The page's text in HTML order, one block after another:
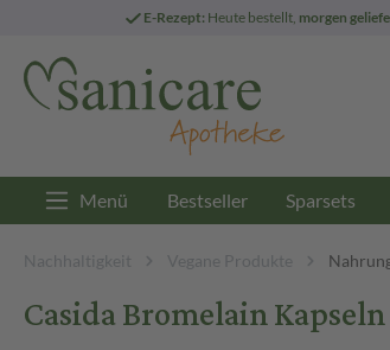
E-Rezept: Heute bestellt, morgen
Menü Bestseller Sparsets
Nachhaltigkeit Vegane Produkte
Casida Bromelain